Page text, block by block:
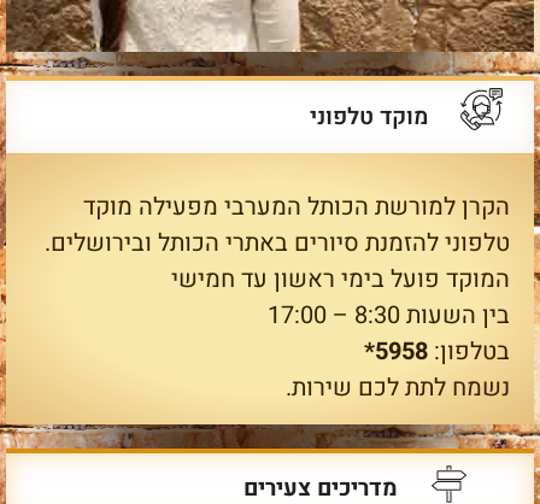
מוקד טלפוני
הקרן למורשת הכותל המערבי מפעילה מוקד
טלפוני להזמנת סיורים באתרי הכותל ובירושלים.
המוקד פועל בימי ראשון עד חמישי
בין השעות 8:30 – 17:00
בטלפון: 5958*
נשמח לתת לכם שירות.
מדריכים צעירים